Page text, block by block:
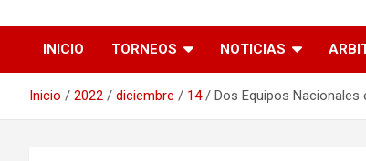
Patines y Chuecas
INICIO TORNEOS NOTICIAS
Inicio 2022 diciembre 14 Dos Equipos Nacionales